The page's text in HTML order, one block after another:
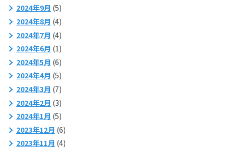
2024年9月 (5)
2024年8月 (4)
2024年7月 (4)
2024年6月 (1)
2024年5月 (6)
2024年4月 (5)
2024年3月 (7)
2024年2月 (3)
2024年1月 (5)
2023年12月 (6)
2023年11月 (4)